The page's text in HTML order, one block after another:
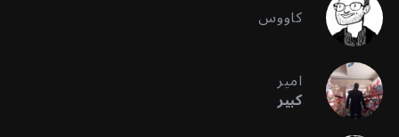
کاووس
امیر
کبیر